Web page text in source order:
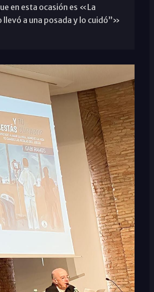
en esta ocasión es «La
a una posada y lo cuidó”»